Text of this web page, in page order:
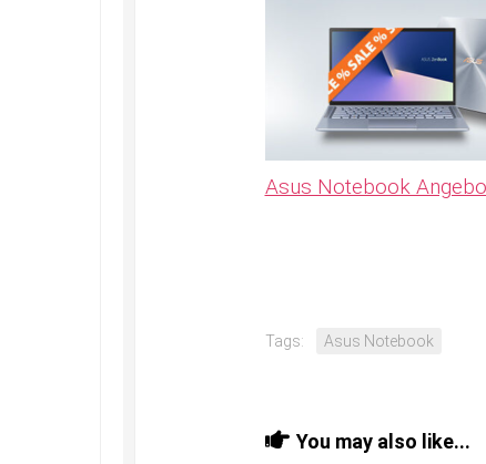
Asus Notebook
Tags: Asus Notebook
You may also like...